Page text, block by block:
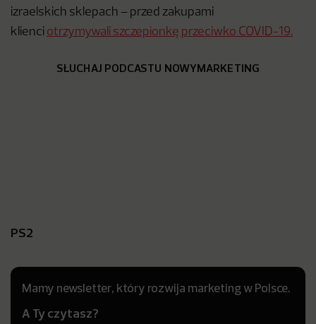
izraelskich sklepach – przed zakupami
klienci otrzymywali szczepionkę przeciwko COVID-19.
SŁUCHAJ PODCASTU NOWYMARKETING
PS2
Mamy newsletter, który rozwija marketing w Polsce.
A Ty czytasz?